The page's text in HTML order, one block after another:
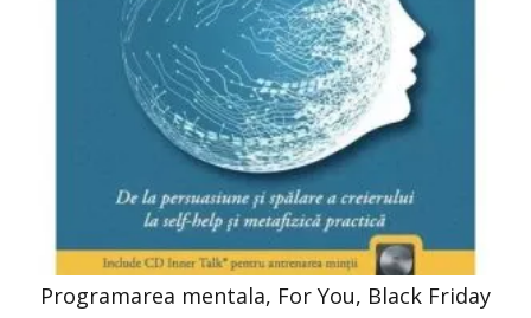
Programarea mentala, For You, Black Friday